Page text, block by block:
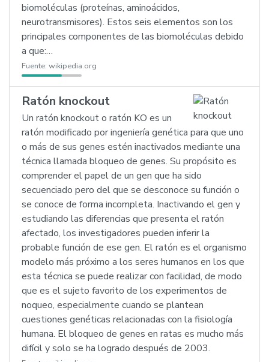
biomoléculas (proteínas, aminoácidos,
neurotransmisores). Estos seis elementos son los
principales componentes de las biomoléculas debido
a que:…
Fuente: wikipedia.org
Ratón knockout
Un ratón knockout o ratón KO es un
ratón modificado por ingeniería genética para que uno
o más de sus genes estén inactivados mediante una
técnica llamada bloqueo de genes. Su propósito es
comprender el papel de un gen que ha sido
secuenciado pero del que se desconoce su función o
se conoce de forma incompleta. Inactivando el gen y
estudiando las diferencias que presenta el ratón
afectado, los investigadores pueden inferir la
probable función de ese gen. El ratón es el organismo
modelo más próximo a los seres humanos en los que
esta técnica se puede realizar con facilidad, de modo
que es el sujeto favorito de los experimentos de
noqueo, especialmente cuando se plantean
cuestiones genéticas relacionadas con la fisiología
humana. El bloqueo de genes en ratas es mucho más
difícil y solo se ha logrado después de 2003.